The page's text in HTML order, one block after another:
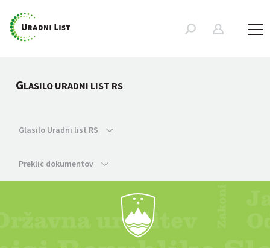
GLASILO URADNI LIST RS
Glasilo Uradni list RS
Preklic dokumentov